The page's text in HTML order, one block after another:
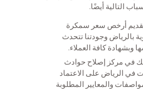
التالية أيضًا.
أرخص سعر سمكرة
بالرياض وجودتنا تتحدث
وبشهادة كافة العملاء.
في مركز إصلاح حوادث
في الرياض على الاعتماد
والمعايير المطلوبة